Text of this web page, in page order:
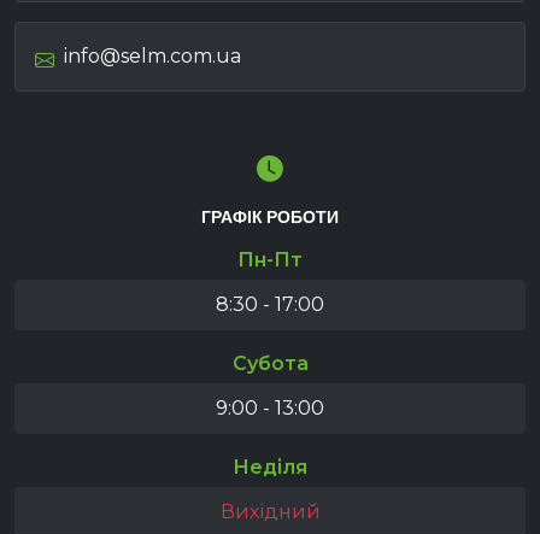
info@selm.com.ua
ГРАФІК РОБОТИ
Пн-Пт
8:30 - 17:00
Субота
9:00 - 13:00
Неділя
Вихідний